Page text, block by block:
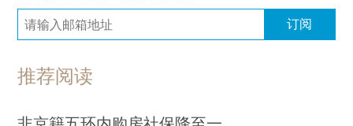
订阅
推荐阅读